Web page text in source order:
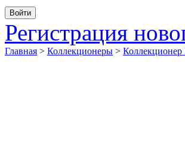
Регистрация
Главная > Коллекционеры > Коллекционер